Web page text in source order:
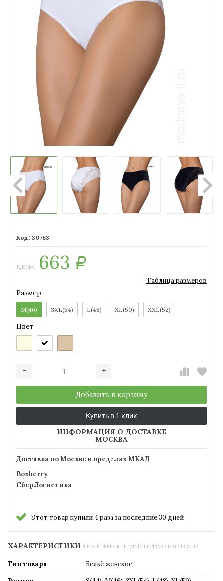
30763
ЦЕНА: 663 Р
Таблица размеров
Размер
M(46) 3XL(54) L(48) XL(50) XXL(52)
Цвет
- +
Добавить в корзину
Купить в 1 клик
ИНФОРМАЦИЯ О ДОСТАВКЕ
МОСКВА
Доставка по Москве в пределах МКАД
Boxberry
СберЛогистика
Этот товар купили 4 раза за последние 30 дней
ХАРАКТЕРИСТИКИ ТРУСЫ ЖЕНСКИЕ MINIMI INTIMO B 0243 SLIP
Тип товара
Бельё женское